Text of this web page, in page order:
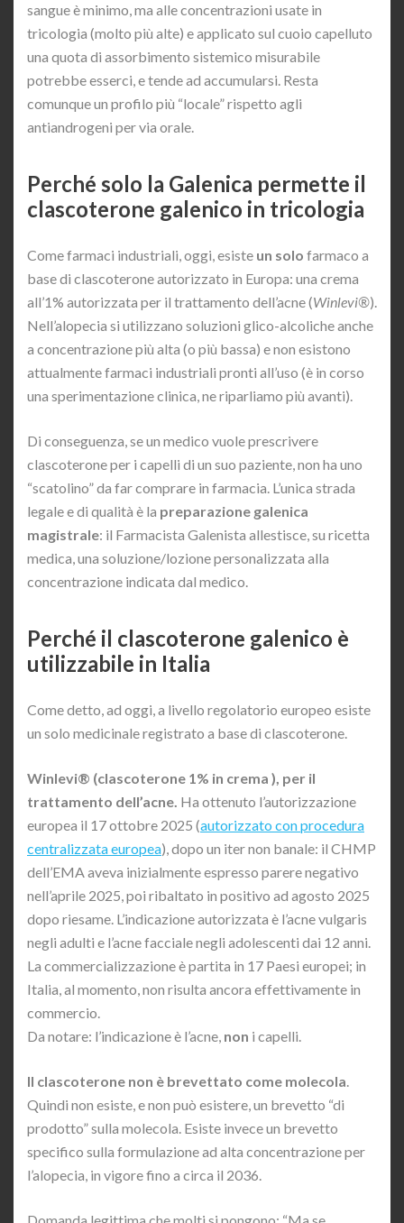
sangue è minimo, ma alle concentrazioni usate in
tricologia (molto più alte) e applicato sul cuoio capelluto
una quota di assorbimento sistemico misurabile
potrebbe esserci, e tende ad accumularsi. Resta
comunque un profilo più “locale” rispetto agli
antiandrogeni per via orale.
Perché solo la Galenica permette il
clascoterone galenico in tricologia
Come farmaci industriali, oggi, esiste un solo farmaco a
base di clascoterone autorizzato in Europa: una crema
all’1% autorizzata per il trattamento dell’acne (Winlevi®).
Nell’alopecia si utilizzano soluzioni glico-alcoliche anche
a concentrazione più alta (o più bassa) e non esistono
attualmente farmaci industriali pronti all’uso (è in corso
una sperimentazione clinica, ne riparliamo più avanti).
Di conseguenza, se un medico vuole prescrivere
clascoterone per i capelli di un suo paziente, non ha uno
“scatolino” da far comprare in farmacia. L’unica strada
legale e di qualità è la preparazione galenica
magistrale: il Farmacista Galenista allestisce, su ricetta
medica, una soluzione/lozione personalizzata alla
concentrazione indicata dal medico.
Perché il clascoterone galenico è
utilizzabile in Italia
Come detto, ad oggi, a livello regolatorio europeo esiste
un solo medicinale registrato a base di clascoterone.
Winlevi® (clascoterone 1% in crema ), per il
trattamento dell’acne. Ha ottenuto l’autorizzazione
europea il 17 ottobre 2025 (autorizzato con procedura
centralizzata europea), dopo un iter non banale: il CHMP
dell’EMA aveva inizialmente espresso parere negativo
nell’aprile 2025, poi ribaltato in positivo ad agosto 2025
dopo riesame. L’indicazione autorizzata è l’acne vulgaris
negli adulti e l’acne facciale negli adolescenti dai 12 anni.
La commercializzazione è partita in 17 Paesi europei; in
Italia, al momento, non risulta ancora effettivamente in
commercio.
Da notare: l’indicazione è l’acne, non i capelli.
Il clascoterone non è brevettato come molecola.
Quindi non esiste, e non può esistere, un brevetto “di
prodotto” sulla molecola. Esiste invece un brevetto
specifico sulla formulazione ad alta concentrazione per
l’alopecia, in vigore fino a circa il 2036.